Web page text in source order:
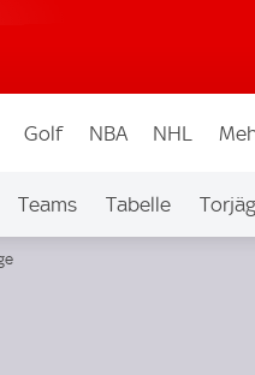
Golf NBA NHL
Teams Tabelle